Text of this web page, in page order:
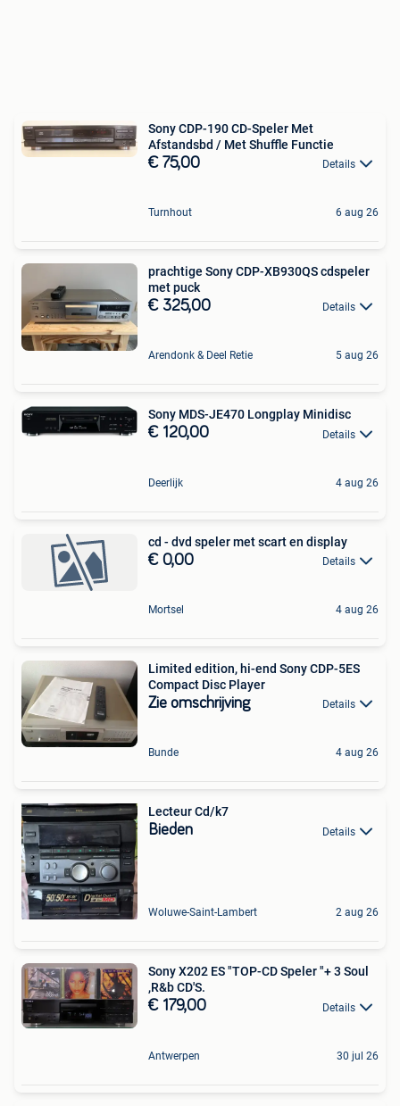
Sony CDP-190 CD-Speler Met
Afstandsbd / Met Shuffle Functie
€ 75,00 Details
Turnhout 6 aug 26
prachtige Sony CDP-XB930QS cdspeler
met puck
€ 325,00 Details
Arendonk & Deel Retie 5 aug 26
Sony MDS-JE470 Longplay Minidisc
€ 120,00 Details
Deerlijk 4 aug 26
cd - dvd speler met scart en display
€ 0,00 Details
Mortsel 4 aug 26
Limited edition, hi-end Sony CDP-5ES
Compact Disc Player
Zie omschrijving Details
Bunde 4 aug 26
Lecteur Cd/k7
Bieden Details
Woluwe-Saint-Lambert 2 aug 26
Sony X202 ES "TOP-CD Speler "+ 3 Soul
,R&b CD'S.
€ 179,00 Details
Antwerpen 30 jul 26